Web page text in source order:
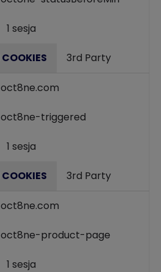
1 sesja
3rd Party
oct8ne.com
oct8ne-triggered
1 sesja
3rd Party
oct8ne.com
oct8ne-product-page
1 sesja